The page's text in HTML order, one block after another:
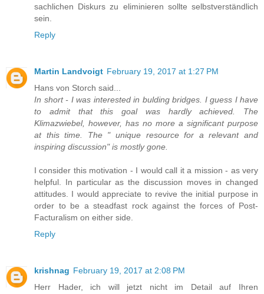
sachlichen Diskurs zu eliminieren sollte selbstverständlich
sein.
Reply
Martin Landvoigt February 19, 2017 at 1:27 PM
Hans von Storch said...
In short - I was interested in bulding bridges. I guess I have
to admit that this goal was hardly achieved. The
Klimazwiebel, however, has no more a significant purpose
at this time. The " unique resource for a relevant and
inspiring discussion" is mostly gone.
I consider this motivation - I would call it a mission - as very
helpful. In particular as the discussion moves in changed
attitudes. I would appreciate to revive the initial purpose in
order to be a steadfast rock against the forces of Post-
Facturalism on either side.
Reply
krishnag February 19, 2017 at 2:08 PM
Herr Hader, ich will jetzt nicht im Detail auf Ihren